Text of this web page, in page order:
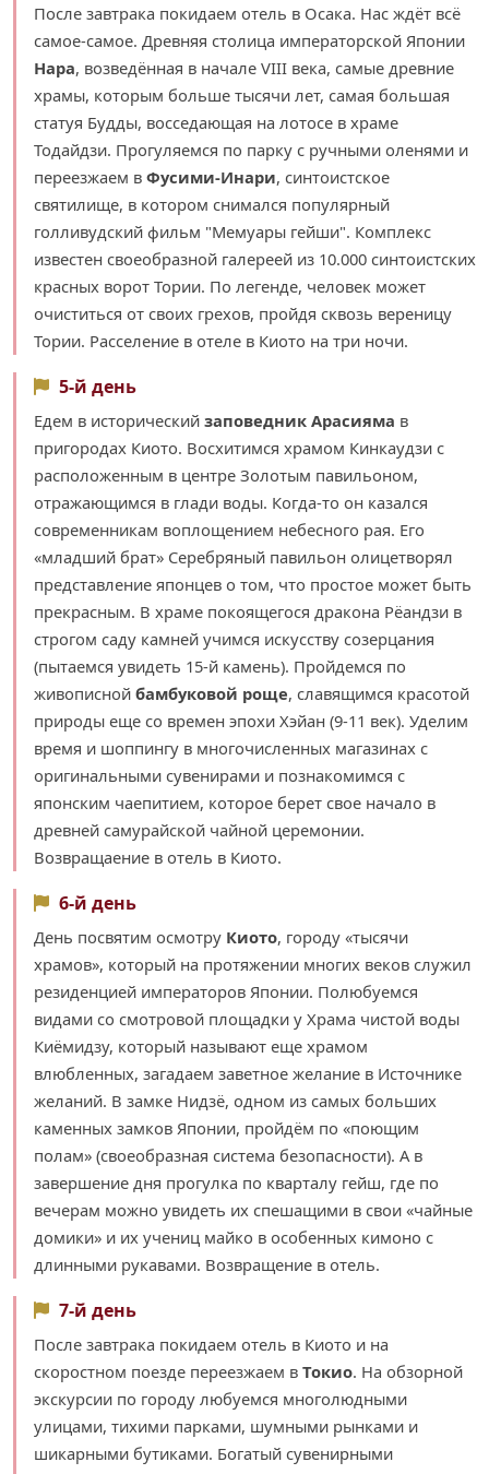
После завтрака покидаем отель в Осака. Нас ждёт всё
самое-самое. Древняя столица императорской Японии
Нара, возведённая в начале VIII века, самые древние
храмы, которым больше тысячи лет, самая большая
статуя Будды, восседающая на лотосе в храме
Тодайдзи. Прогуляемся по парку с ручными оленями и
переезжаем в Фусими-Инари, cинтоистское
святилище, в котором снимался популярный
голливудский фильм "Мемуары гейши". Комплекс
известен своеобразной галереей из 10.000 синтоистских
красных ворот Тории. По легенде, человек может
очиститься от своих грехов, пройдя сквозь вереницу
Тории. Расселение в отеле в Киото на три ночи.
5-й день
Едем в исторический заповедник Арасияма в
пригородах Киото. Восхитимся храмом Кинкаудзи с
расположенным в центре Золотым павильоном,
отражающимся в глади воды. Когда-то он казался
современникам воплощением небесного рая. Его
«младший брат» Серебряный павильон олицетворял
представление японцев о том, что простое может быть
прекрасным. В храме покоящегося дракона Рёандзи в
строгом саду камней учимся искусству созерцания
(пытаемся увидеть 15-й камень). Пройдемся по
живописной бамбуковой роще, славящимся красотой
природы еще со времен эпохи Хэйан (9-11 век). Уделим
время и шоппингу в многочисленных магазинах с
оригинальными сувенирами и познакомимся с
японским чаепитием, которое берет свое начало в
древней самурайской чайной церемонии.
Возвращаение в отель в Киото.
6-й день
День посвятим осмотру Киото, городу «тысячи
храмов», который на протяжении многих веков служил
резиденцией императоров Японии. Полюбуемся
видами со смотровой площадки у Храма чистой воды
Киёмидзу, который называют еще храмом
влюбленных, загадаем заветное желание в Источнике
желаний. В замке Нидзё, одном из самых больших
каменных замков Японии, пройдём по «поющим
полам» (своеобразная система безопасности). А в
завершение дня прогулка по кварталу гейш, где по
вечерам можно увидеть их спешащими в свои «чайные
домики» и их учениц майко в особенных кимоно с
длинными рукавами. Возвращение в отель.
7-й день
После завтрака покидаем отель в Киото и на
скоростном поезде переезжаем в Токио. На обзорной
экскурсии по городу любуемся многолюдными
улицами, тихими парками, шумными рынками и
шикарными бутиками. Богатый сувенирными